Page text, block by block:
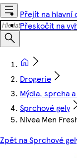
Přejít na hlavní
Přeskočit na
Drogerie
Mýdla, sprcha
Sprchové gely
Nivea Men
Zpět na Sprchové